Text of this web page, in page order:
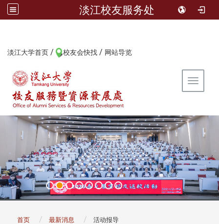
淡江校友服务处
淡江大学首页 / 校友会快找 / 网站导览
Toggle
首页 最新消息 活动报导